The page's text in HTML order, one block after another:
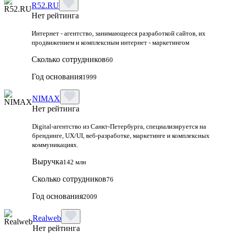
R52.RU
Нет рейтинга
Интернет - агентство, занимающееся разработкой сайтов, их
продвижением и комплексным интернет - маркетингом
Сколько сотрудников60
Год основания1999
NIMAX
Нет рейтинга
Digital-агентство из Санкт-Петербурга, специализируется на
брендинге, UX/UI, веб-разработке, маркетинге и комплексных
коммуникациях.
Выручка142 млн
Сколько сотрудников76
Год основания2009
Realweb
Нет рейтинга